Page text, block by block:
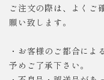
ご注文の際は、よくご
願い致します。
・お客様のご都合によ
予めご了承下さい。